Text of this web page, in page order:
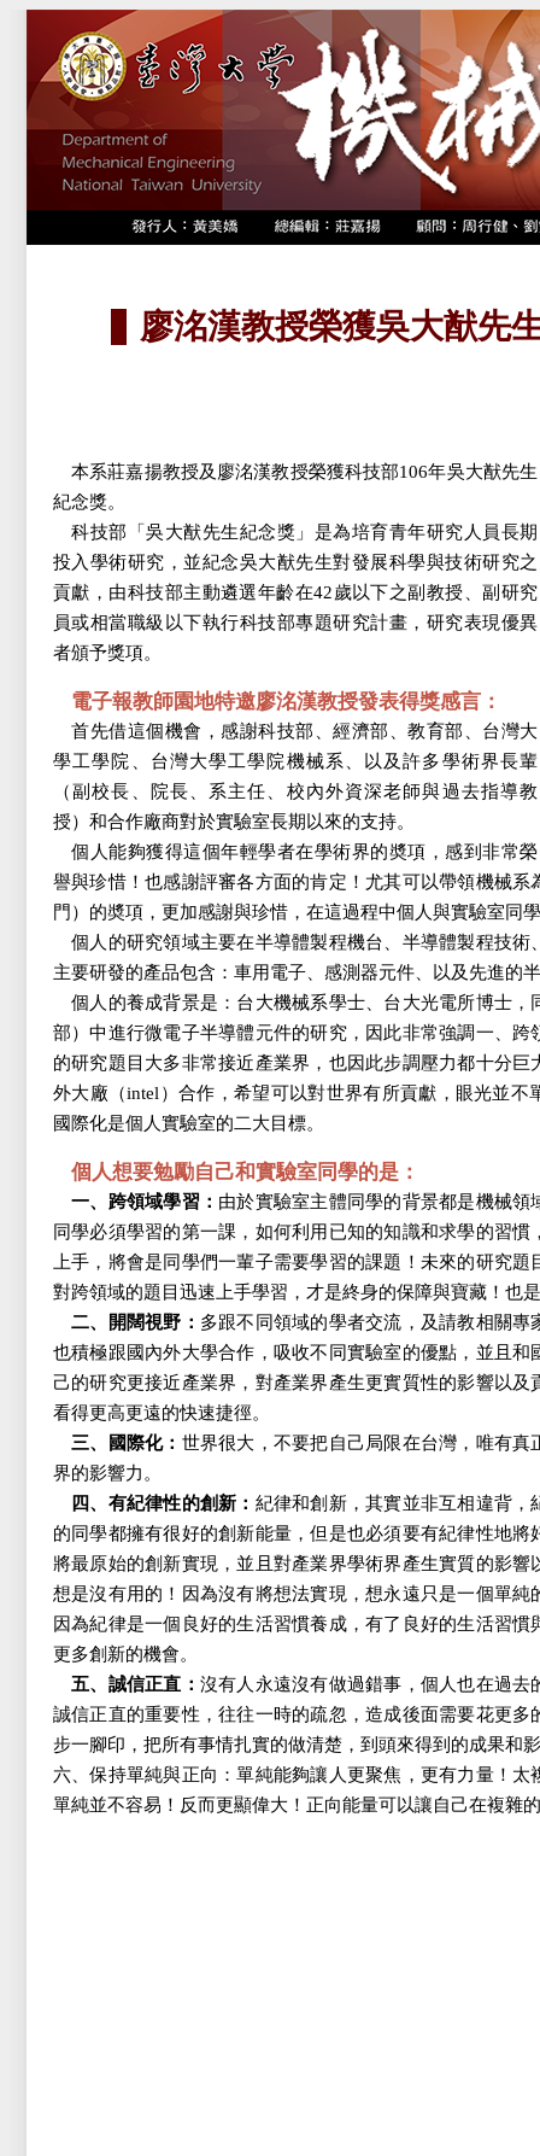
廖洺漢教授榮獲吳大猷先
本系莊嘉揚教授及廖洺漢教授榮獲科技部106年吳大猷先生
紀念獎。
科技部「吳大猷先生紀念獎」是為培育青年研究人員長期
投入學術研究，並紀念吳大猷先生對發展科學與技術研究之
貢獻，由科技部主動遴選年齡在42歲以下之副教授、副研究
員或相當職級以下執行科技部專題研究計畫，研究表現優異
者頒予獎項。
電子報教師園地特邀廖洺漢教授發表得獎感言：
首先借這個機會，感謝科技部、經濟部、教育部、台灣大
學工學院、台灣大學工學院機械系、以及許多學術界長輩
（副校長、院長、系主任、校內外資深老師與過去指導教
授）和合作廠商對於實驗室長期以來的支持。
個人能夠獲得這個年輕學者在學術界的奬項，感到非常榮
譽與珍惜！也感謝評審各方面的肯定！尤其可以帶領機械
門）的奬項，更加感謝與珍惜，在這過程中個人與實驗室同
個人的研究領域主要在半導體製程機台、半導體製程技
主要研發的產品包含：車用電子、感測器元件、以及先進的
個人的養成背景是：台大機械系學士、台大光電所博士
部）中進行微電子半導體元件的研究，因此非常強調一、
的研究題目大多非常接近產業界，也因此步調壓力都十分
外大廠（intel）合作，希望可以對世界有所貢獻，眼光並不
國際化是個人實驗室的二大目標。
個人想要勉勵自己和實驗室同學的是：
一、跨領域學習： 由於實驗室主體同學的背景都是機械
同學必須學習的第一課，如何利用已知的知識和求學的習
上手，將會是同學們一輩子需要學習的課題！未來的研究
對跨領域的題目迅速上手學習，才是終身的保障與寶藏！也
二、開闊視野： 多跟不同領域的學者交流，及請教相關
也積極跟國內外大學合作，吸收不同實驗室的優點，並且
己的研究更接近產業界，對產業界產生更實質性的影響以
看得更高更遠的快速捷徑。
三、國際化： 世界很大，不要把自己局限在台灣，唯有
界的影響力。
四、有紀律性的創新： 紀律和創新，其實並非互相違背
的同學都擁有很好的創新能量，但是也必須要有紀律性地
將最原始的創新實現，並且對產業界學術界產生實質的影
想是沒有用的！因為沒有將想法實現，想永遠只是一個單
因為紀律是一個良好的生活習慣養成，有了良好的生活習
更多創新的機會。
五、誠信正直： 沒有人永遠沒有做過錯事，個人也在過
誠信正直的重要性，往往一時的疏忽，造成後面需要花更
步一腳印，把所有事情扎實的做清楚，到頭來得到的成果和
六、保持單純與正向：單純能夠讓人更聚焦，更有力量！
單純並不容易！反而更顯偉大！正向能量可以讓自己在複雜